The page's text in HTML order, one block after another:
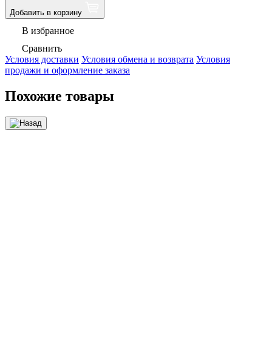
Добавить в корзину
В избранное
Сравнить
Условия доставки Условия обмена и возврата Условия
продажи и оформление заказа
Похожие товары